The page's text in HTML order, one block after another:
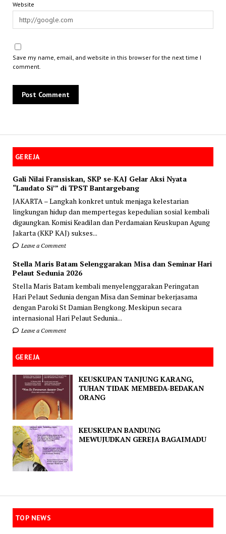
GEREJA
Gali Nilai Fransiskan, SKP se-KAJ Gelar Aksi Nyata
“Laudato Si’” di TPST Bantargebang
JAKARTA – Langkah konkret untuk menjaga kelestarian
lingkungan hidup dan mempertegas kepedulian sosial kembali
digaungkan. Komisi Keadilan dan Perdamaian Keuskupan Agung
Jakarta (KKP KAJ) sukses...
Leave a Comment
Stella Maris Batam Selenggarakan Misa dan Seminar Hari
Pelaut Sedunia 2026
Stella Maris Batam kembali menyelenggarakan Peringatan
Hari Pelaut Sedunia dengan Misa dan Seminar bekerjasama
dengan Paroki St Damian Bengkong. Meskipun secara
internasional Hari Pelaut Sedunia...
Leave a Comment
GEREJA
KEUSKUPAN TANJUNG KARANG,
TUHAN TIDAK MEMBEDA-BEDAKAN
ORANG
KEUSKUPAN BANDUNG
MEWUJUDKAN GEREJA BAGAIMADU
Website
Save my name, email, and website in this browser for the next time I
comment.
TOP NEWS